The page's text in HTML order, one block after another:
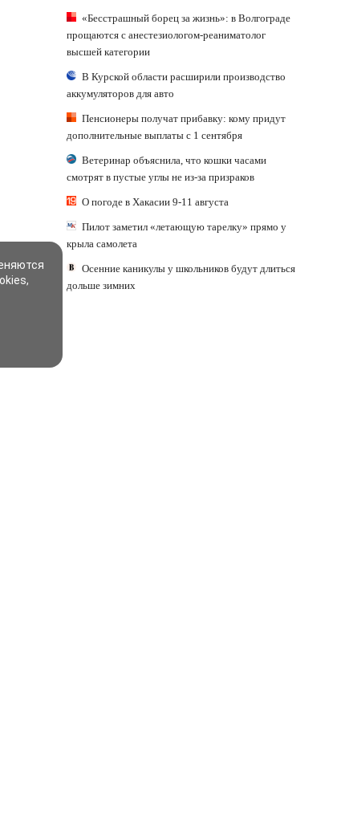
«Бесстрашный борец за жизнь»: в Волгограде
прощаются с анестезиологом-реаниматолог
высшей категории
В Курской области расширили производство
аккумуляторов для авто
Пенсионеры получат прибавку: кому придут
дополнительные выплаты с 1 сентября
Ветеринар объяснила, что кошки часами
смотрят в пустые углы не из-за призраков
О погоде в Хакасии 9-11 августа
Пилот заметил «летающую тарелку» прямо у
крыла самолета
Осенние каникулы у школьников будут длиться
дольше зимних